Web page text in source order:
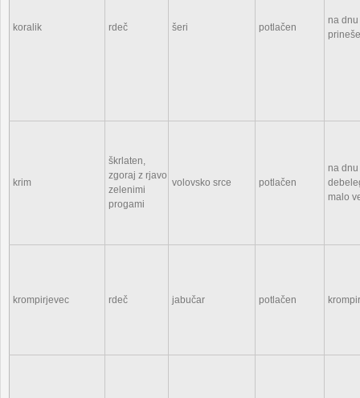
koralik rdeč šeri potlačen
na
krim
škrlaten,
zgoraj z rjavo
zelenimi
progami
volovsko srce potlačen
na
malo
krompirjevec rdeč jabučar potlačen